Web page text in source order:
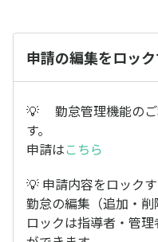
申請の編集をロッ
💡 勤怠管理機能のご
す。
申請はこちら
💡 申請内容をロック
勤怠の編集（追加・削
ロックは指導者・管